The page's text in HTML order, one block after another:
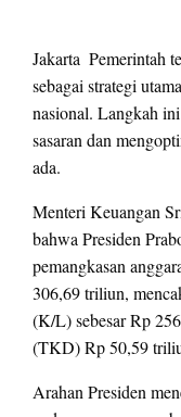
Jakarta  Pemerintah
sebagai strategi
nasional. Langkah
sasaran dan
ada.
Menteri Keuangan
bahwa Presiden
pemangkasan
306,69 triliun,
(K/L) sebesar Rp
(TKD) Rp 50,59
Arahan Presiden